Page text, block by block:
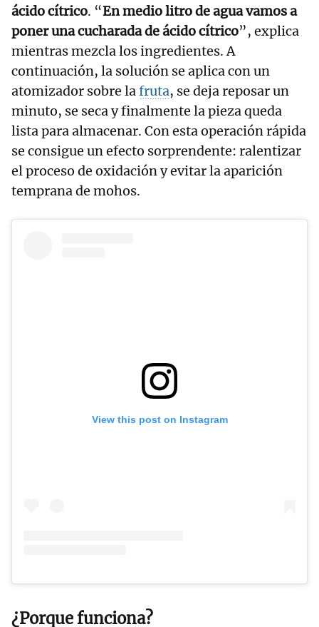
ácido cítrico. “En medio litro de agua vamos a
poner una cucharada de ácido cítrico”, explica
mientras mezcla los ingredientes. A
continuación, la solución se aplica con un
atomizador sobre lafruta, se deja reposar un
minuto, se seca y finalmente la pieza queda
lista para almacenar. Con esta operación rápida
se consigue un efecto sorprendente: ralentizar
el proceso de oxidación y evitar la aparición
temprana de mohos.
View this post on Instagram
¿Porque funciona?